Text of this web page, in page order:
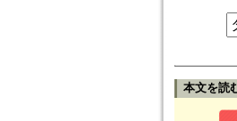
本文を読